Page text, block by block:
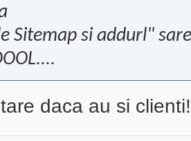
Sitemap si addurl"
daca au si clienti!